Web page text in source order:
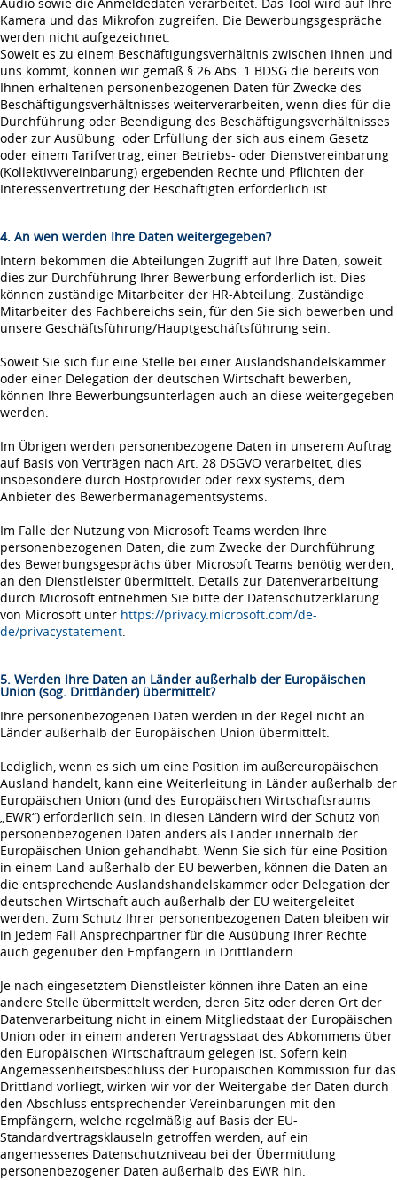
Kamera und das Mikrofon zugreifen. Die Bewerbungsgespräche
werden nicht aufgezeichnet.
Soweit es zu einem Beschäftigungsverhältnis zwischen Ihnen und
uns kommt, können wir gemäß § 26 Abs. 1 BDSG die bereits von
Ihnen erhaltenen personenbezogenen Daten für Zwecke des
Beschäftigungsverhältnisses weiterverarbeiten, wenn dies für die
Durchführung oder Beendigung des Beschäftigungsverhältnisses
oder zur Ausübung oder Erfüllung der sich aus einem Gesetz
oder einem Tarifvertrag, einer Betriebs- oder Dienstvereinbarung
(Kollektivvereinbarung) ergebenden Rechte und Pflichten der
Interessenvertretung der Beschäftigten erforderlich ist.
4. An wen werden Ihre Daten weitergegeben?
Intern bekommen die Abteilungen Zugriff auf Ihre Daten, soweit
dies zur Durchführung Ihrer Bewerbung erforderlich ist. Dies
können zuständige Mitarbeiter der HR-Abteilung. Zuständige
Mitarbeiter des Fachbereichs sein, für den Sie sich bewerben und
unsere Geschäftsführung/Hauptgeschäftsführung sein.
Soweit Sie sich für eine Stelle bei einer Auslandshandelskammer
oder einer Delegation der deutschen Wirtschaft bewerben,
können Ihre Bewerbungsunterlagen auch an diese weitergegeben
werden.
Im Übrigen werden personenbezogene Daten in unserem Auftrag
auf Basis von Verträgen nach Art. 28 DSGVO verarbeitet, dies
insbesondere durch Hostprovider oder rexx systems, dem
Anbieter des Bewerbermanagementsystems.
Im Falle der Nutzung von Microsoft Teams werden Ihre
personenbezogenen Daten, die zum Zwecke der Durchführung
des Bewerbungsgesprächs über Microsoft Teams benötig werden,
an den Dienstleister übermittelt. Details zur Datenverarbeitung
durch Microsoft entnehmen Sie bitte der Datenschutzerklärung
von Microsoft unter https://privacy.microsoft.com/de-
de/privacystatement.
5. Werden Ihre Daten an Länder außerhalb der Europäischen
Union (sog. Drittländer) übermittelt?
Ihre personenbezogenen Daten werden in der Regel nicht an
Länder außerhalb der Europäischen Union übermittelt.
Lediglich, wenn es sich um eine Position im außereuropäischen
Ausland handelt, kann eine Weiterleitung in Länder außerhalb der
Europäischen Union (und des Europäischen Wirtschaftsraums
„EWR“) erforderlich sein. In diesen Ländern wird der Schutz von
personenbezogenen Daten anders als Länder innerhalb der
Europäischen Union gehandhabt. Wenn Sie sich für eine Position
in einem Land außerhalb der EU bewerben, können die Daten an
die entsprechende Auslandshandelskammer oder Delegation der
deutschen Wirtschaft auch außerhalb der EU weitergeleitet
werden. Zum Schutz Ihrer personenbezogenen Daten bleiben wir
in jedem Fall Ansprechpartner für die Ausübung Ihrer Rechte
auch gegenüber den Empfängern in Drittländern.
Je nach eingesetztem Dienstleister können ihre Daten an eine
andere Stelle übermittelt werden, deren Sitz oder deren Ort der
Datenverarbeitung nicht in einem Mitgliedstaat der Europäischen
Union oder in einem anderen Vertragsstaat des Abkommens über
den Europäischen Wirtschaftraum gelegen ist. Sofern kein
Angemessenheitsbeschluss der Europäischen Kommission für das
Drittland vorliegt, wirken wir vor der Weitergabe der Daten durch
den Abschluss entsprechender Vereinbarungen mit den
Empfängern, welche regelmäßig auf Basis der EU-
Standardvertragsklauseln getroffen werden, auf ein
angemessenes Datenschutzniveau bei der Übermittlung
personenbezogener Daten außerhalb des EWR hin.